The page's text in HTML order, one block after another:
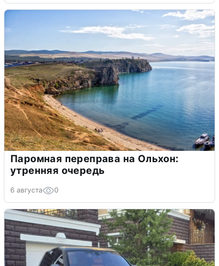
Паромная переправа на Ольхон:
утренняя очередь
6 августа 0